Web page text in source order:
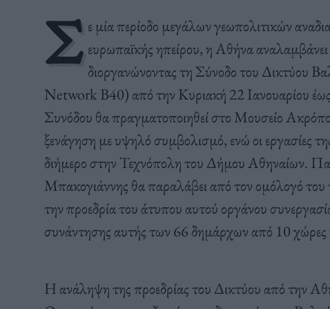
Σ ε μία περίοδο μεγάλων γεωπολιτικών
ευρωπαϊκής ηπείρου, η Αθήνα αναλαμβάνει
διοργανώνοντας τη Σύνοδο του
Network B40) από την Κυριακή 22 Ιανουαρίου
Συνόδου θα πραγματοποιηθεί στο Μουσείο
ξενάγηση με υψηλό συμβολισμό, ενώ οι εργασίες
διήμερο στην Τεχνόπολη του Δήμου Αθηναίων.
Μπακογιάννης θα παραλάβει από τον ομόλογό
την προεδρία του άτυπου αυτού οργάνου
συνάντησης αυτής των 66 δημάρχων από 10
Η ανάληψη της προεδρίας του Δικτύου από την